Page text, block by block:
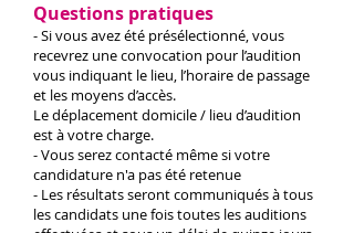
Questions pratiques
- Si vous avez été présélectionné, vous
recevrez une convocation pour l’audition
vous indiquant le lieu, l’horaire de passage
et les moyens d’accès.
Le déplacement domicile / lieu d’audition
est à votre charge.
- Vous serez contacté même si votre
candidature n'a pas été retenue
- Les résultats seront communiqués à tous
les candidats une fois toutes les auditions